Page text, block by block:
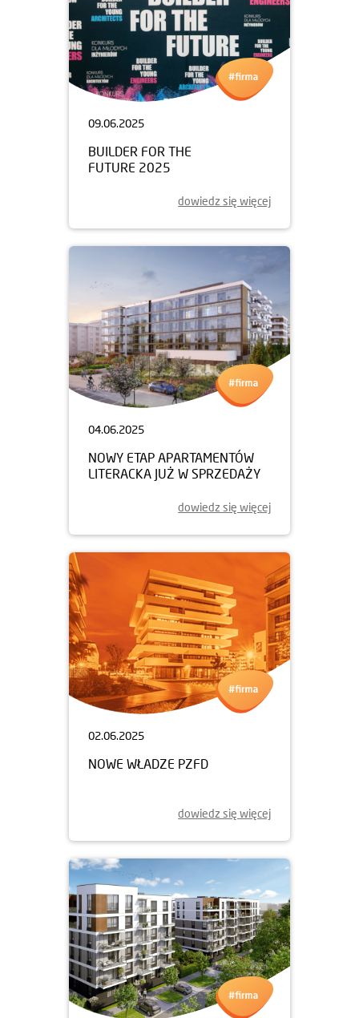
09.06.2025
BUILDER FOR THE
FUTURE 2025
dowiedz się więcej
04.06.2025
NOWY ETAP APARTAMENTÓW
LITERACKA JUŻ W SPRZEDAŻY
dowiedz się więcej
02.06.2025
NOWE WŁADZE PZFD
dowiedz się więcej